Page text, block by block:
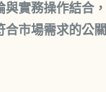
與實務操作結合
市場需求的公